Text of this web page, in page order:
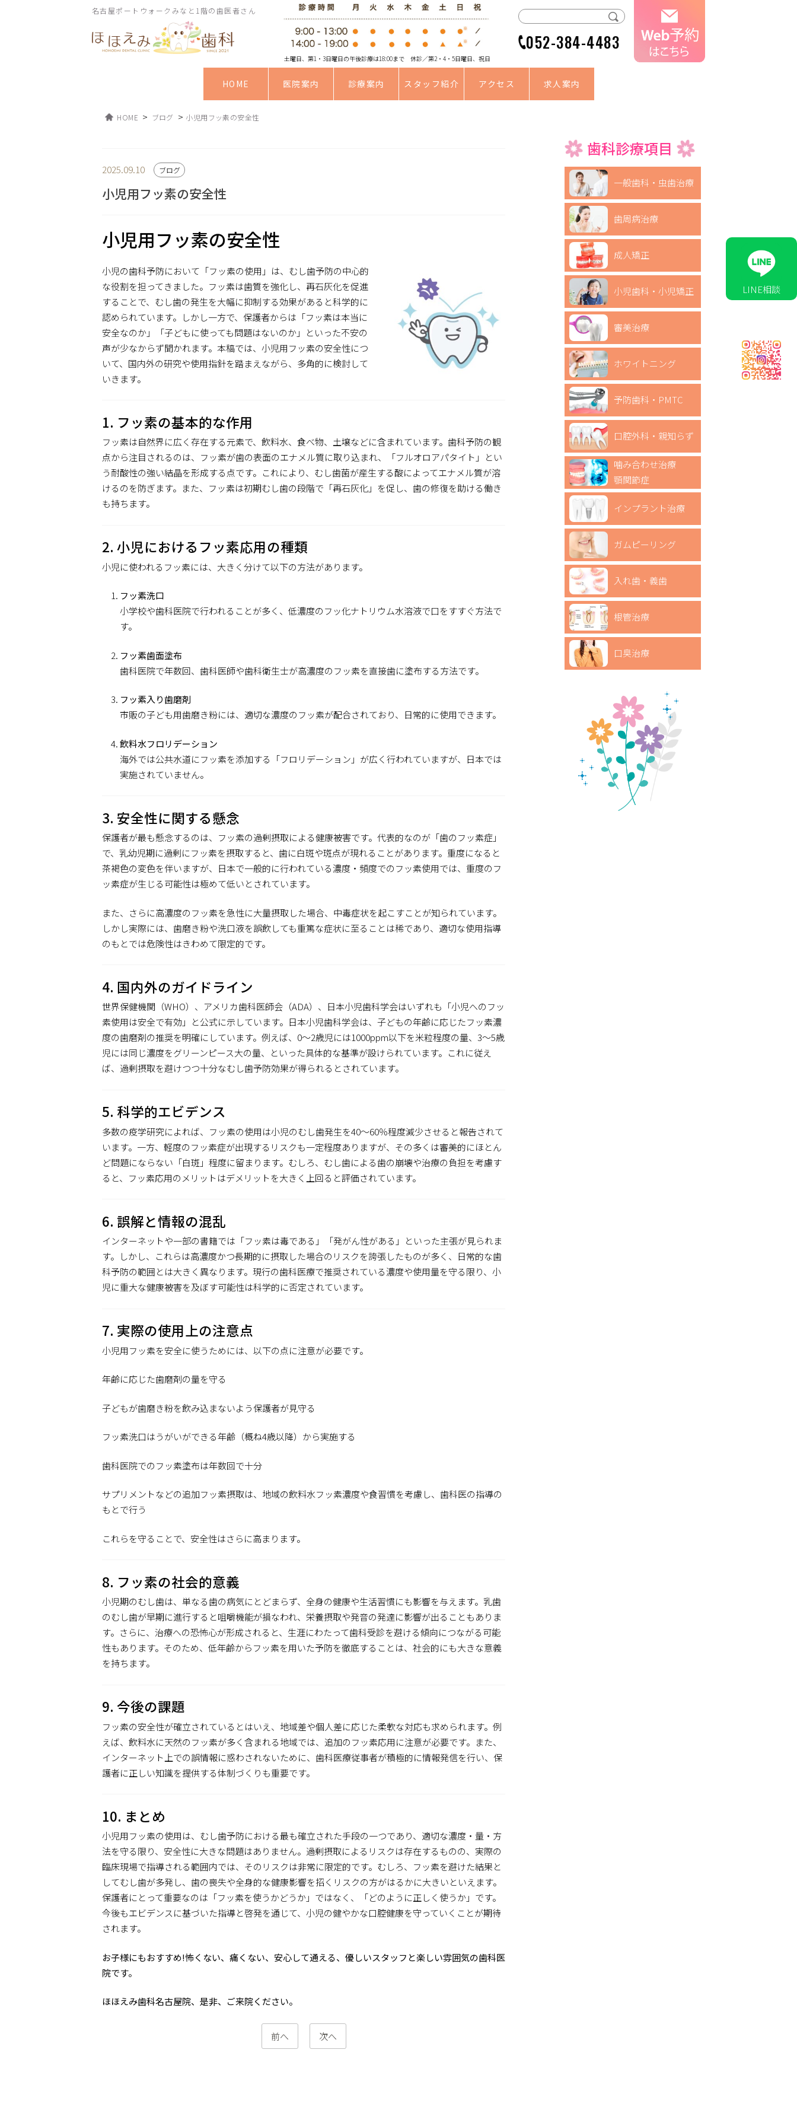
名古屋ポートウォークみなと1階の歯医者さん
土曜日、第1・3日曜日の午後診療は18:00まで 休診／第2・4・5日曜日、祝日
052-384-4483
HOME 医院案内 診療案内 スタッフ紹介 アクセス 求人案内
HOME > ブログ > 小児用フッ素の安全性
2025.09.10 ブログ
小児用フッ素の安全性
小児用フッ素の安全性
小児の歯科予防において「フッ素の使用」は、むし歯予防の中心的
な役割を担ってきました。フッ素は歯質を強化し、再石灰化を促進
することで、むし歯の発生を大幅に抑制する効果があると科学的に
認められています。しかし一方で、保護者からは「フッ素は本当に
安全なのか」「子どもに使っても問題はないのか」といった不安の
声が少なからず聞かれます。本稿では、小児用フッ素の安全性につ
いて、国内外の研究や使用指針を踏まえながら、多角的に検討して
いきます。
1. フッ素の基本的な作用
フッ素は自然界に広く存在する元素で、飲料水、食べ物、土壌などに含まれています。歯科予防の観
点から注目されるのは、フッ素が歯の表面のエナメル質に取り込まれ、「フルオロアパタイト」とい
う耐酸性の強い結晶を形成する点です。これにより、むし歯菌が産生する酸によってエナメル質が溶
けるのを防ぎます。また、フッ素は初期むし歯の段階で「再石灰化」を促し、歯の修復を助ける働き
も持ちます。
2. 小児におけるフッ素応用の種類
小児に使われるフッ素には、大きく分けて以下の方法があります。
フッ素洗口
小学校や歯科医院で行われることが多く、低濃度のフッ化ナトリウム水溶液で口をすすぐ方法で
す。
フッ素歯面塗布
歯科医院で年数回、歯科医師や歯科衛生士が高濃度のフッ素を直接歯に塗布する方法です。
フッ素入り歯磨剤
市販の子ども用歯磨き粉には、適切な濃度のフッ素が配合されており、日常的に使用できます。
飲料水フロリデーション
海外では公共水道にフッ素を添加する「フロリデーション」が広く行われていますが、日本では
実施されていません。
3. 安全性に関する懸念
保護者が最も懸念するのは、フッ素の過剰摂取による健康被害です。代表的なのが「歯のフッ素症」
で、乳幼児期に過剰にフッ素を摂取すると、歯に白斑や斑点が現れることがあります。重度になると
茶褐色の変色を伴いますが、日本で一般的に行われている濃度・頻度でのフッ素使用では、重度のフ
ッ素症が生じる可能性は極めて低いとされています。
また、さらに高濃度のフッ素を急性に大量摂取した場合、中毒症状を起こすことが知られています。
しかし実際には、歯磨き粉や洗口液を誤飲しても重篤な症状に至ることは稀であり、適切な使用指導
のもとでは危険性はきわめて限定的です。
4. 国内外のガイドライン
世界保健機関（WHO）、アメリカ歯科医師会（ADA）、日本小児歯科学会はいずれも「小児へのフッ
素使用は安全で有効」と公式に示しています。日本小児歯科学会は、子どもの年齢に応じたフッ素濃
度の歯磨剤の推奨を明確にしています。例えば、0～2歳児には1000ppm以下を米粒程度の量、3～5歳
児には同じ濃度をグリーンピース大の量、といった具体的な基準が設けられています。これに従え
ば、過剰摂取を避けつつ十分なむし歯予防効果が得られるとされています。
5. 科学的エビデンス
多数の疫学研究によれば、フッ素の使用は小児のむし歯発生を40～60％程度減少させると報告されて
います。一方、軽度のフッ素症が出現するリスクも一定程度ありますが、その多くは審美的にほとん
ど問題にならない「白斑」程度に留まります。むしろ、むし歯による歯の崩壊や治療の負担を考慮す
ると、フッ素応用のメリットはデメリットを大きく上回ると評価されています。
6. 誤解と情報の混乱
インターネットや一部の書籍では「フッ素は毒である」「発がん性がある」といった主張が見られま
す。しかし、これらは高濃度かつ長期的に摂取した場合のリスクを誇張したものが多く、日常的な歯
科予防の範囲とは大きく異なります。現行の歯科医療で推奨されている濃度や使用量を守る限り、小
児に重大な健康被害を及ぼす可能性は科学的に否定されています。
7. 実際の使用上の注意点
小児用フッ素を安全に使うためには、以下の点に注意が必要です。
年齢に応じた歯磨剤の量を守る
子どもが歯磨き粉を飲み込まないよう保護者が見守る
フッ素洗口はうがいができる年齢（概ね4歳以降）から実施する
歯科医院でのフッ素塗布は年数回で十分
サプリメントなどの追加フッ素摂取は、地域の飲料水フッ素濃度や食習慣を考慮し、歯科医の指導の
もとで行う
これらを守ることで、安全性はさらに高まります。
8. フッ素の社会的意義
小児期のむし歯は、単なる歯の病気にとどまらず、全身の健康や生活習慣にも影響を与えます。乳歯
のむし歯が早期に進行すると咀嚼機能が損なわれ、栄養摂取や発音の発達に影響が出ることもありま
す。さらに、治療への恐怖心が形成されると、生涯にわたって歯科受診を避ける傾向につながる可能
性もあります。そのため、低年齢からフッ素を用いた予防を徹底することは、社会的にも大きな意義
を持ちます。
9. 今後の課題
フッ素の安全性が確立されているとはいえ、地域差や個人差に応じた柔軟な対応も求められます。例
えば、飲料水に天然のフッ素が多く含まれる地域では、追加のフッ素応用に注意が必要です。また、
インターネット上での誤情報に惑わされないために、歯科医療従事者が積極的に情報発信を行い、保
護者に正しい知識を提供する体制づくりも重要です。
10. まとめ
小児用フッ素の使用は、むし歯予防における最も確立された手段の一つであり、適切な濃度・量・方
法を守る限り、安全性に大きな問題はありません。過剰摂取によるリスクは存在するものの、実際の
臨床現場で指導される範囲内では、そのリスクは非常に限定的です。むしろ、フッ素を避けた結果と
してむし歯が多発し、歯の喪失や全身的な健康影響を招くリスクの方がはるかに大きいといえます。
保護者にとって重要なのは「フッ素を使うかどうか」ではなく、「どのように正しく使うか」です。
今後もエビデンスに基づいた指導と啓発を通じて、小児の健やかな口腔健康を守っていくことが期待
されます。
お子様にもおすすめ!怖くない、痛くない、安心して通える、優しいスタッフと楽しい雰囲気の歯科医
院です。
ほほえみ歯科名古屋院、是非、ご来院ください。
前へ 次へ
歯科診療項目
一般歯科・虫歯治療
歯周病治療
成人矯正
小児歯科・小児矯正
審美治療
ホワイトニング
予防歯科・PMTC
口腔外科・親知らず
噛み合わせ治療
顎関節症
インプラント治療
ガムピーリング
入れ歯・義歯
根管治療
口臭治療
LINE相談